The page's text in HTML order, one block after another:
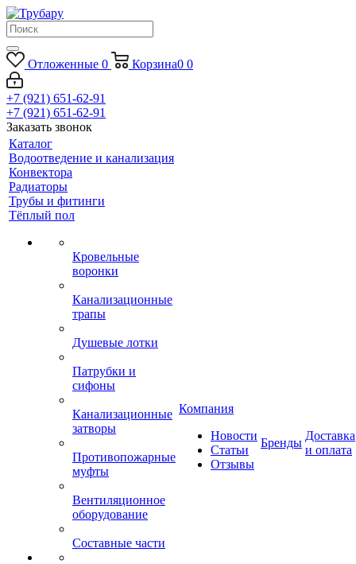
Отложенные 0 Корзина0 0
+7 (921) 651-62-91
+7 (921) 651-62-91
Заказать звонок
Каталог
Водоотведение и канализация
Конвектора
Радиаторы
Трубы и фитинги
Тёплый пол
Кровельные
воронки
Канализационные
трапы
Душевые лотки
Патрубки и
сифоны
Канализационные
затворы
Противопожарные
муфты
Вентиляционное
оборудование
Составные части
Компания
Новости
Статьи
Отзывы
Бренды
Доставка
и оплата